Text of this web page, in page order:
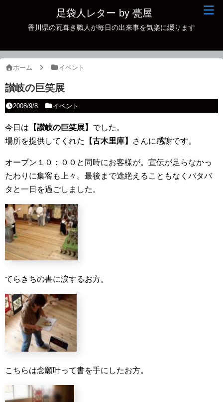
足袋人レター by 甍屋
香川県の瓦葺き職人が毎日の出来事を気楽に綴ります
ホーム イベント
讃岐の巨笑展
2008/9/8 イベント
今日は 【讃岐の巨笑展】 でした。
場所を提供してくれた
【古木里庫】 さんに感謝です。
オープン１０：００と同時にお客様が。宣伝が足らなかっ
たわりに集客も上々。最後まで途絶えることもなくバタバ
タと一日を過ごしました。
てらきちの書に涙するお方。
こちらは念願叶って書を手にしたお方。
現場日記
古瓦
本日の一品
その他